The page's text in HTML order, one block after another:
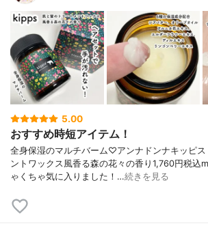
5.00
おすすめ時短アイテム！
全身保湿のマルチバーム♡アンナドンナキッピス
ントワックス風香る森の花々の香り1,760円税込
ゃくちゃ気に入りました！…続きを見る